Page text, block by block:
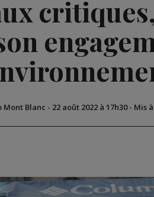
Mont Blanc - 22 août 2022 à 17h30- Mis